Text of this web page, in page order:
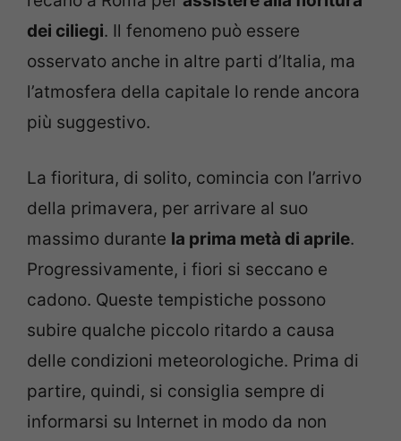
dei ciliegi. Il fenomeno può essere
osservato anche in altre parti d’Italia, ma
l’atmosfera della capitale lo rende ancora
più suggestivo.
La fioritura, di solito, comincia con l’arrivo
della primavera, per arrivare al suo
massimo durante la prima metà di aprile.
Progressivamente, i fiori si seccano e
cadono. Queste tempistiche possono
subire qualche piccolo ritardo a causa
delle condizioni meteorologiche. Prima di
partire, quindi, si consiglia sempre di
informarsi su Internet in modo da non